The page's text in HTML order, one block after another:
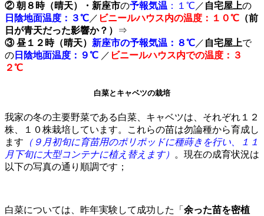
② 朝８時（晴天）・新座市の予報気温 ：１℃ ／ 自宅屋上の
日陰地面温度：３℃／ ビニールハウス内の温度 ：１０℃ （前
日が青天だった影響か？）
⇒
③ 昼１２時（晴天） 新座市の予報気温 ：８℃／ 自宅屋上で
の 日陰地面温度：９℃ ／ ビニールハウス内での温度：３
２℃
白菜とキャベツの栽培
我家の冬の主要野菜である白菜、キャベツは、それぞれ１２
株、１０株栽培しています。これらの苗は勿論種から育成し
ます （９月初旬に育苗用のポリポッドに種蒔きを行い、１１
月下旬に大型コンテナに植え替えます）
。現在の成育状況は
以下の写真の通り順調です；
白菜については、昨年実験して成功した「 余った苗を密植